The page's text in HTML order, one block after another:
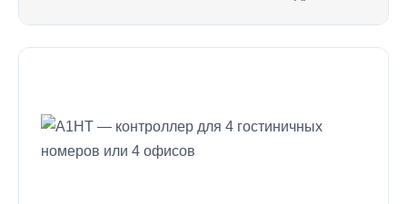
: A1H —